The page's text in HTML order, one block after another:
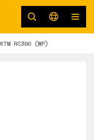
KTM RC390 (WP)